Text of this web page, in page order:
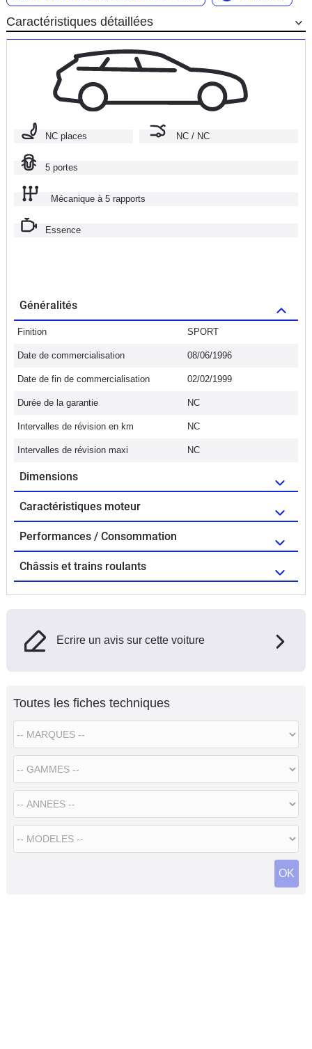
Caractéristiques détaillées
NC places NC / NC
5 portes
Mécanique à 5 rapports
Essence
Généralités
Finition SPORT
Date de commercialisation 08/06/1996
Date de fin de commercialisation 02/02/1999
Durée de la garantie NC
Intervalles de révision en km NC
Intervalles de révision maxi NC
Dimensions
Caractéristiques moteur
Performances / Consommation
Châssis et trains roulants
Ecrire un avis sur cette voiture
Toutes les fiches techniques